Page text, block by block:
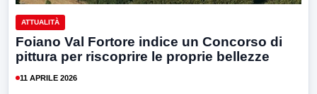
ATTUALITÀ
Foiano Val Fortore indice un Concorso di
pittura per riscoprire le proprie bellezze
11 APRILE 2026